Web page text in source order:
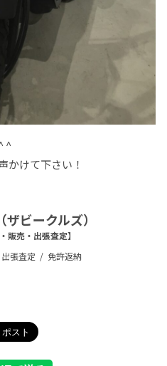
^
かけて下さい！
ビークルズ）
販売・出張査定】
出張査定 免許返納